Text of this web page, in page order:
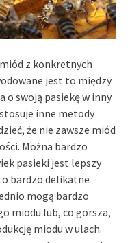
z konkretnych
jest to między
o swoją pasiekę w inny
inne metody
że nie zawsze miód
Można bardzo
pasieki jest lepszy
bardzo delikatne
mogą bardzo
miodu lub, co gorsza,
miodu w ulach.